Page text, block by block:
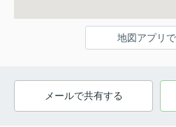
地図アプリ
メールで共有する